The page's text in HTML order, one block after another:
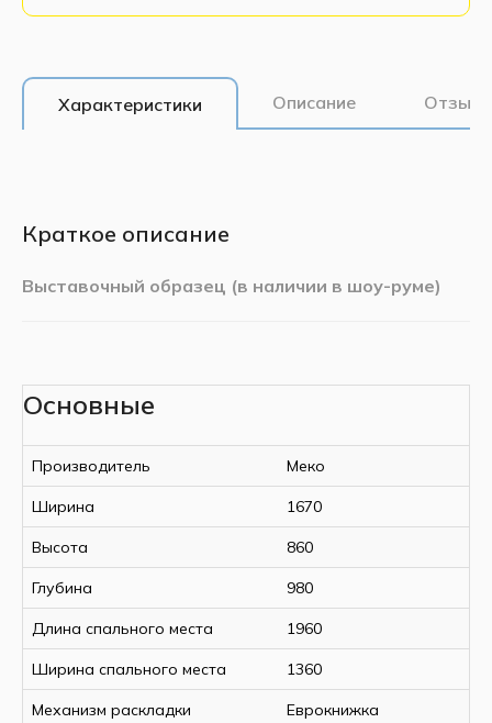
Характеристики Описание
Краткое описание
Выставочный образец (в наличии в шоу-руме)
Велюр
Кремовый
Спецификация:
Ширина, мм
Высота, мм
Основные
Производитель Меко
Ширина 1670
Высота 860
Глубина 980
Длина спального места 1960
Ширина спального места 1360
Механизм раскладки Еврокнижка